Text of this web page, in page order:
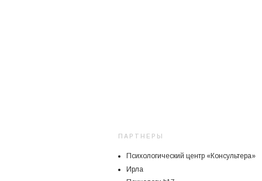
ПАРТНЕРЫ
Психологический центр «Консультера»
Ирла